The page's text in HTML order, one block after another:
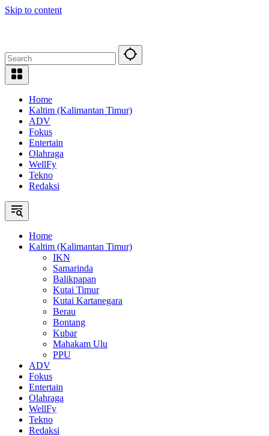
Skip to content
Home
Kaltim (Kalimantan Timur)
ADV
Fokus
Entertain
Olahraga
WellFy
Tekno
Redaksi
Home
Kaltim (Kalimantan Timur)
IKN
Samarinda
Balikpapan
Kutai Timur
Kutai Kartanegara
Berau
Bontang
Kubar
Mahakam Ulu
PPU
ADV
Fokus
Entertain
Olahraga
WellFy
Tekno
Redaksi